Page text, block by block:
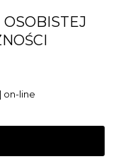
on-line